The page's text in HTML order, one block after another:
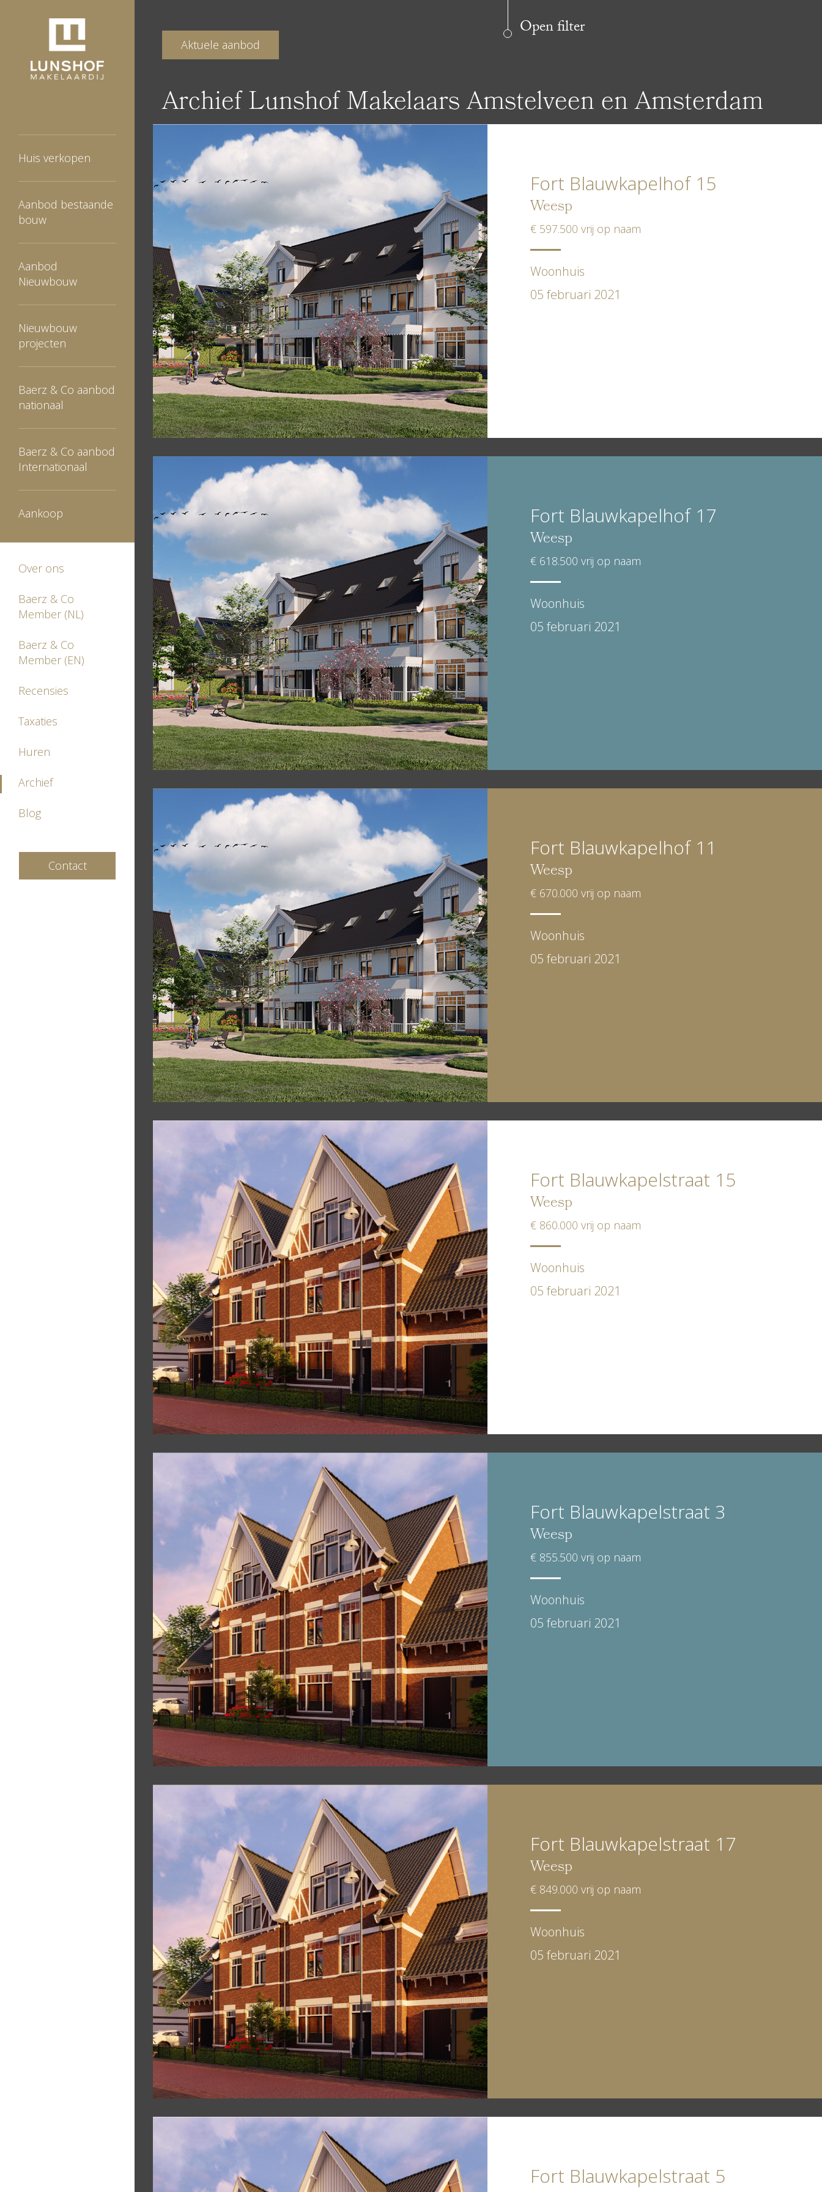
Huis verkopen
Aanbod bestaande
bouw
Aanbod
Nieuwbouw
Nieuwbouw
projecten
Baerz & Co aanbod
nationaal
Baerz & Co aanbod
Internationaal
Aankoop
Over ons
Baerz & Co
Member (NL)
Baerz & Co
Member (EN)
Recensies
Taxaties
Huren
Archief
Blog
Contact
Aktuele aanbod
Open filter
Archief Lunshof Makelaars Amstelveen en Amsterdam
Fort Blauwkapelhof 15
Weesp
€ 597.500 vrij op naam
Woonhuis
05 februari 2021
Fort Blauwkapelhof 17
Weesp
€ 618.500 vrij op naam
Woonhuis
05 februari 2021
Fort Blauwkapelhof 11
Weesp
€ 670.000 vrij op naam
Woonhuis
05 februari 2021
Fort Blauwkapelstraat 15
Weesp
€ 860.000 vrij op naam
Woonhuis
05 februari 2021
Fort Blauwkapelstraat 3
Weesp
€ 855.500 vrij op naam
Woonhuis
05 februari 2021
Fort Blauwkapelstraat 17
Weesp
€ 849.000 vrij op naam
Woonhuis
05 februari 2021
Fort Blauwkapelstraat 5